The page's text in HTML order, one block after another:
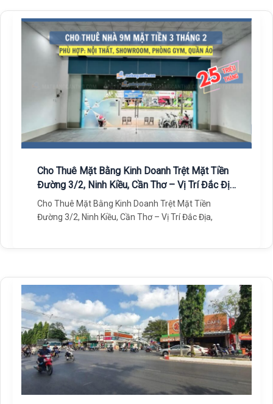
Cho Thuê Mặt Bằng Kinh Doanh Trệt Mặt Tiền
Đường 3/2, Ninh Kiều, Cần Thơ – Vị Trí Đắc Địa,
Giá Tốt!
Cho Thuê Mặt Bằng Kinh Doanh Trệt Mặt Tiền
Đường 3/2, Ninh Kiều, Cần Thơ – Vị Trí Đắc Địa,